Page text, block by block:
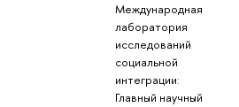
Международная
лаборатория
исследований
социальной
интеграции:
Главный научный